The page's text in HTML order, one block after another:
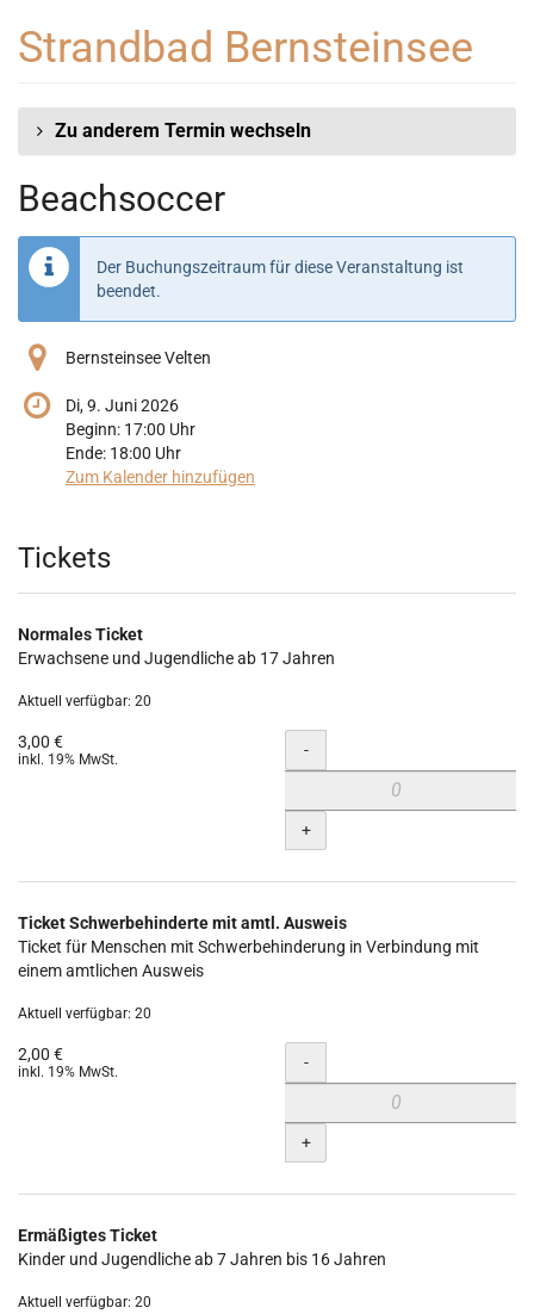
Haupt-
Strandbad Bernsteinsee
Zu anderem Termin wechseln
Beachsoccer
Der Buchungszeitraum für diese Veranstaltung ist
beendet.
Bernsteinsee Velten
Di, 9. Juni 2026
Beginn: 17:00 Uhr
Ende: 18:00 Uhr
Zum Kalender hinzufügen
Produkte
Tickets
Normales Ticket
Erwachsene und Jugendliche ab 17 Jahren
Aktuell verfügbar: 20
3,00 €
inkl. 19% MwSt. Menge
-
+
Ticket Schwerbehinderte mit amtl. Ausweis
Ticket für Menschen mit Schwerbehinderung in Verbindung mit
einem amtlichen Ausweis
Aktuell verfügbar: 20
2,00 €
inkl. 19% MwSt. Menge
-
+
Ermäßigtes Ticket
Kinder und Jugendliche ab 7 Jahren bis 16 Jahren
Aktuell verfügbar: 20